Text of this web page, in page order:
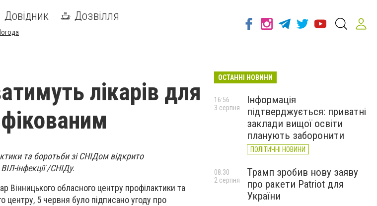
Довідник Дозвілля
лікарів для
та боротьби зі СНІДом відкрито
інфекції /СНІДу.
Вінницького обласного центру профілактики та
центру, 5 червня було підписано угоду про
ОСТАННІ НОВИНИ
Інформація
підтверджується: приватні
заклади вищої освіти
планують заборонити
ПОЛІТИЧНІ НОВИНИ
16:56
3 серпня
Трамп зробив нову заяву
про ракети Patriot для
України
08:30
2 серпня